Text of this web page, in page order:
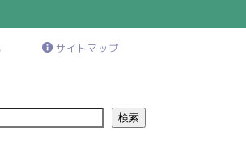
サイトマップ
検索